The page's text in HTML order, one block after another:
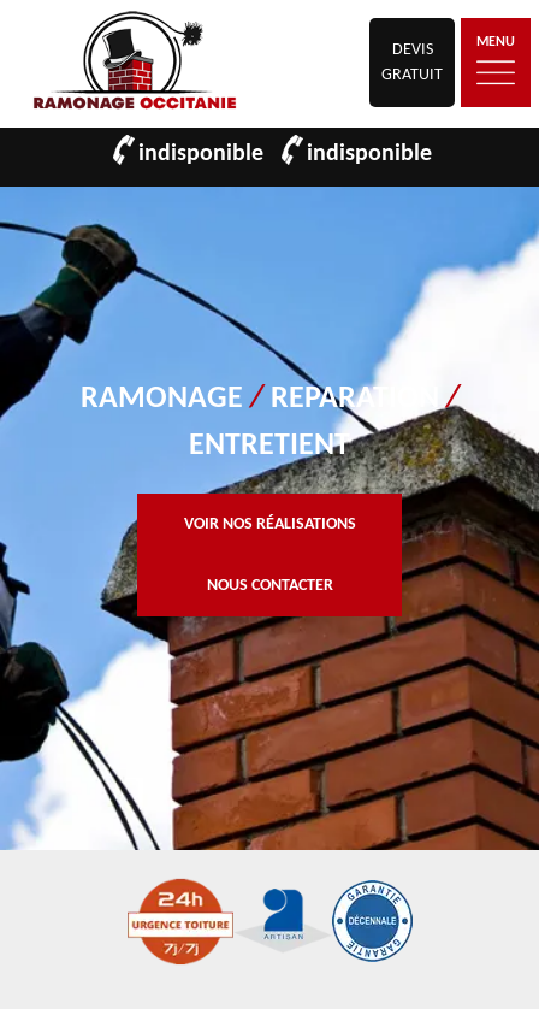
DEVIS
GRATUIT
MENU
indisponible indisponible
RAMONAGE/ REPARATION/
ENTRETIENT
VOIR NOS RÉALISATIONS
NOUS CONTACTER